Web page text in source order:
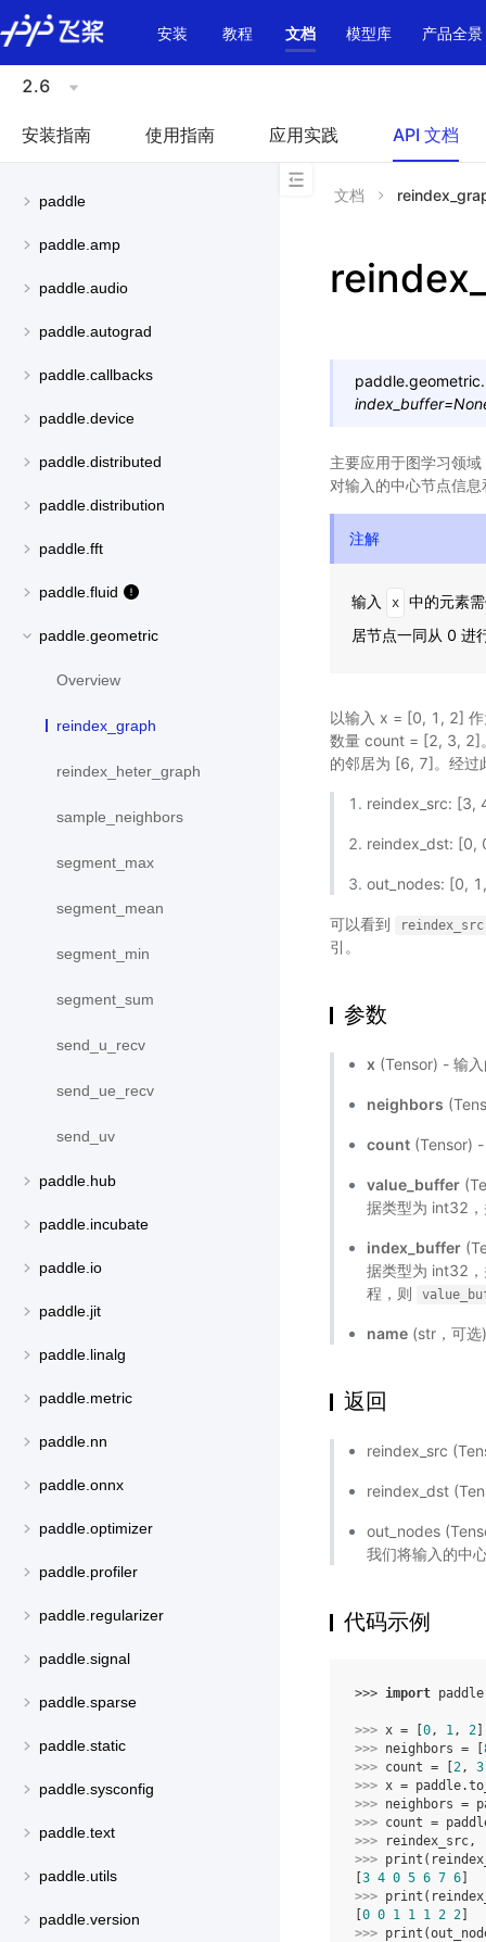
\u200E
安装
教程 文档 模型库 产品全景
2.6
安装指南 使用指南 应用实践 API 文档
paddle
paddle.amp
paddle.audio
paddle.autograd
paddle.callbacks
paddle.device
paddle.distributed
paddle.distribution
paddle.fft
paddle.fluid
paddle.geometric
Overview
reindex_graph
reindex_heter_graph
sample_neighbors
segment_max
segment_mean
segment_min
segment_sum
send_u_recv
send_ue_recv
send_uv
paddle.hub
paddle.incubate
paddle.io
paddle.jit
paddle.linalg
paddle.metric
paddle.nn
paddle.onnx
paddle.optimizer
paddle.profiler
paddle.regularizer
paddle.signal
paddle.sparse
paddle.static
paddle.sysconfig
paddle.text
paddle.utils
paddle.version
文档
paddle.geometric.
index_buffer=
主要应用于图学习领
对输入的中心节点信
注解
输入 x
中的元素
居节点一同从 0 进
以输入 x = [0, 1, 2]
数量 count = [2, 3, 2]
的邻居为 [6, 7]。经过
reindex_src: [3,
reindex_dst: [0,
out_nodes: [0,
可以看到 reindex_src
引。
参数
x (Tensor) - 输
neighbors
count (Tensor)
value_buffer
据类型为 int32
index_buffer
据类型为 int32
程，则
name (str，可
返回
reindex_src
reindex_dst
out_nodes
我们将输入的中
代码示例
>>> import paddle
>>> x = 0, 1, 2
>>> neighbors =
>>> count = 2, 3
>>> x = paddle.
>>> neighbors =
>>> count =
>>>
reindex_src,
>>> print (
3 4 0 5 6 7 6
>>> print (
0 0 1 1 1 2 2
>>> print (